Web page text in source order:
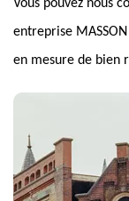
Vous pouvez nous
entreprise
en mesure de bien